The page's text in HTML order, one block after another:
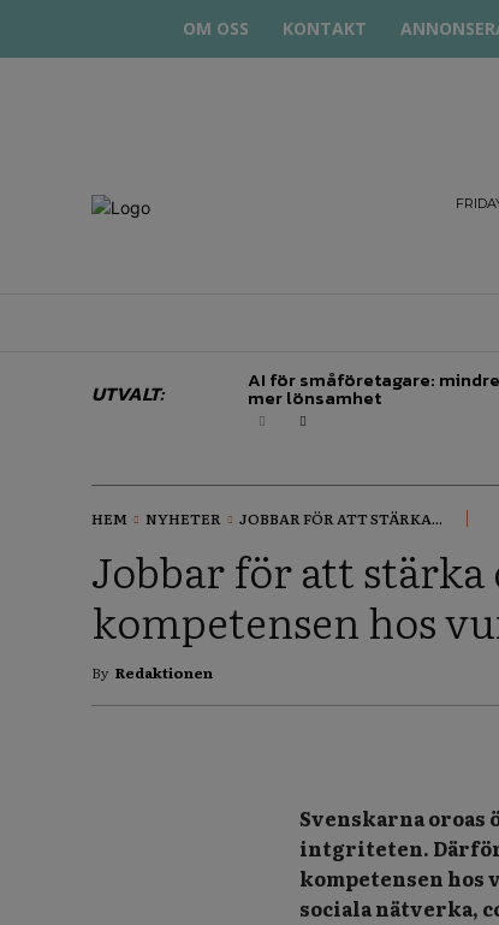
OM OSS KONTAKT
UTVALT: AI för småföretagare:
mer lönsamhet
HEM NYHETER JOBBAR FÖR ATT STÄRKA...
Jobbar för att
kompetensen hos
By Redaktionen
Svenskarna
intgriteten.
kompetensen
sociala nätverka,